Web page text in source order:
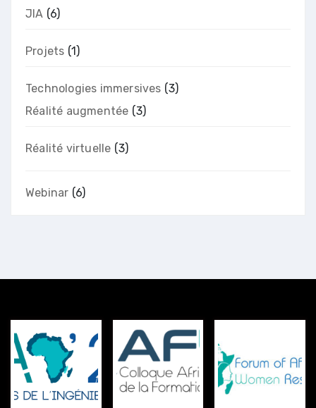
JIA (6)
Projets (1)
Technologies immersives (3)
Réalité augmentée (3)
Réalité virtuelle (3)
Webinar (6)